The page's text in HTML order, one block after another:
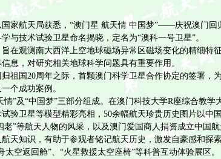
家航天局获悉，“澳门星 航天情 中国梦”——庆祝澳门回
与技术试验卫星命名揭晓，定名为“澳科一号卫星”。
在观测南大西洋上空地球磁场异常区磁场变化的精细特
息，对研究相关地球科学问题具有重要作用。
祖国20周年之际，首颗澳门科学卫星合作协定的签署，
个成功案例。
”及“中国梦”三部分组成。在澳门科技大学R座综合教学
验卫星等模型精彩亮相， 50余幅航天珍贵历史图片以中
老”等航天人物的风采，以及澳门爱国商人捐资成立中国
天知识，有助于参观者铭记航天历史，激发自豪感和探
空返回舱”、“火星救援太空座椅”等科普互动体验展区。